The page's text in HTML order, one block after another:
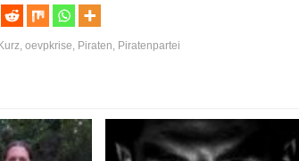
Kurz,oevpkrise, Piraten, Piratenpartei